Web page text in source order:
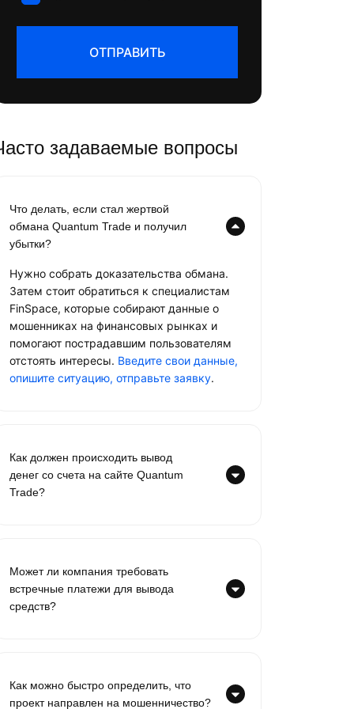
ОТПРАВИТЬ
задаваемые вопросы
Что делать, если стал жертвой
обмана Quantum Trade и получил
убытки?
Нужно собрать доказательства обмана.
Затем стоит обратиться к специалистам
FinSpace, которые собирают данные о
мошенниках на финансовых рынках и
помогают пострадавшим пользователям
отстоять интересы. Введите свои данные,
опишите ситуацию, отправьте заявку.
Как должен происходить вывод
денег со счета на сайте Quantum
Trade?
Может ли компания требовать
встречные платежи для вывода
средств?
Как можно быстро определить, что
проект направлен на мошенничество?